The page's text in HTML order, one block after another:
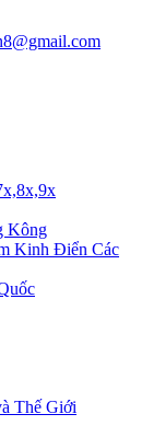
Kông
Kinh Điển Các
Thế Giới